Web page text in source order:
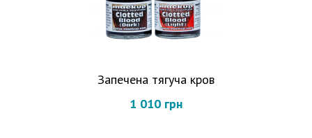
Запечена тягуча кров
1 010 грн